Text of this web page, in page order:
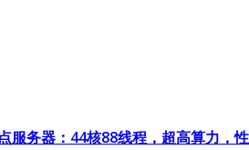
服务器：44核88线程，超高算力，